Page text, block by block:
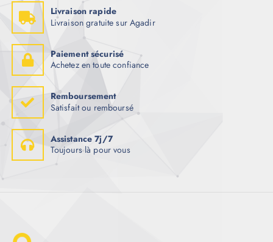
Livraison rapide
Livraison gratuite sur Agadir
Paiement sécurisé
Achetez en toute confiance
Remboursement
Satisfait ou remboursé
Assistance 7j/7
Toujours là pour vous